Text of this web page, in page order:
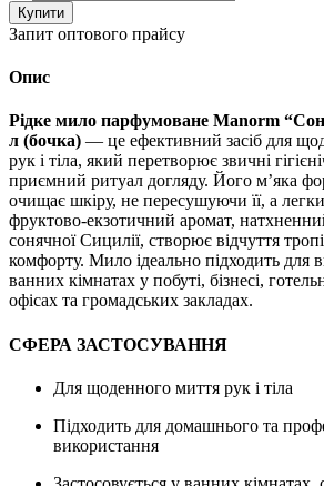
Купити
Запит оптового прайсу
Опис
Рідке мило парфумоване Manorm
л (бочка) — це ефективний засіб для
рук і тіла, який перетворює звичні
приємний ритуал догляду. Його м’яка
очищає шкіру, не пересушуючи її, а
фруктово-екзотичний аромат,
сонячної Сицилії, створює відчуття
комфорту. Мило ідеально підходить для
ванних кімнатах у побуті, бізнесі,
офісах та громадських закладах.
СФЕРА ЗАСТОСУВАННЯ
Для щоденного миття рук і тіла
Підходить для домашнього та
використання